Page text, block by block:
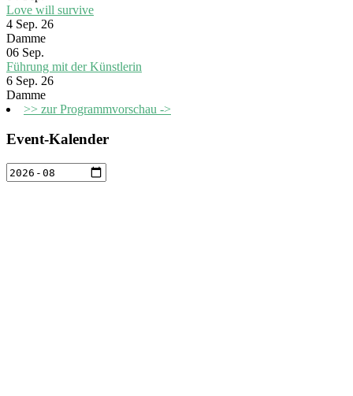
Love will survive
4 Sep. 26
Damme
06 Sep.
Führung mit der Künstlerin
6 Sep. 26
Damme
>> zur Programmvorschau ->
Event-Kalender